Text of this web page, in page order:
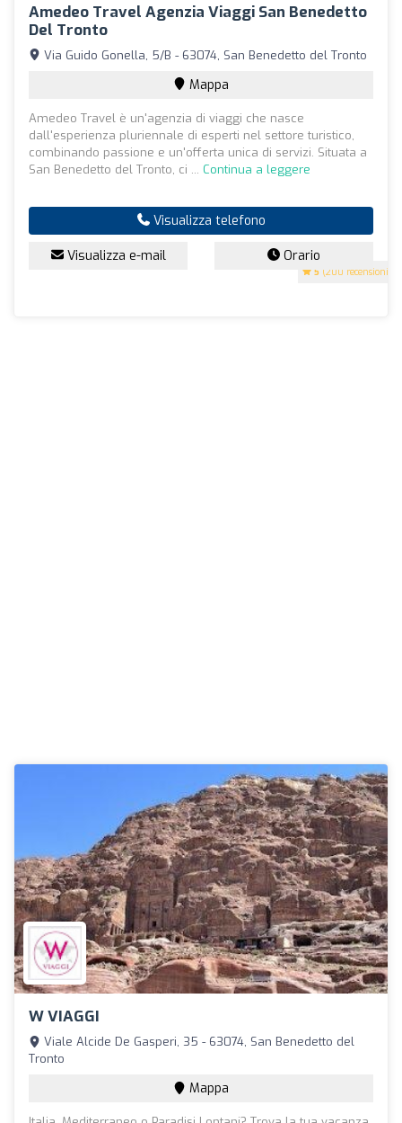
Amedeo Travel Agenzia Viaggi San Benedetto
Del Tronto
5 (200 recensioni)
Via Guido Gonella, 5/B - 63074, San Benedetto del Tronto
Mappa
Amedeo Travel è un'agenzia di viaggi che nasce
dall'esperienza pluriennale di esperti nel settore turistico,
combinando passione e un'offerta unica di servizi. Situata a
San Benedetto del Tronto, ci ... Continua a leggere
Visualizza telefono
Visualizza e-mail Orario
W VIAGGI
Viale Alcide De Gasperi, 35 - 63074, San Benedetto del
Tronto
Mappa